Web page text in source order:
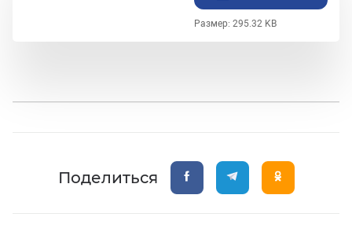
Размер: 295.32 KB
Поделиться